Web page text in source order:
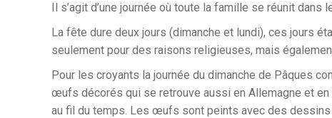
Il s’agit d’une journée où toute la famille se réunit
La fête dure deux jours (dimanche et lundi), ces jours
seulement pour des raisons religieuses, mais
Pour les croyants la journée du dimanche de Pâques
œufs décorés qui se retrouve aussi en Allemagne et en
au fil du temps. Les œufs sont peints avec des